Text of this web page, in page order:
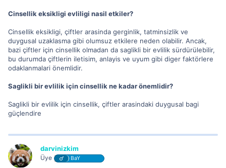
Cinsellik eksikligi evliligi nasil etkiler?
Cinsellik eksikligi, çiftler arasinda gerginlik, tatminsizlik ve
duygusal uzaklasma gibi olumsuz etkilere neden olabilir. Ancak,
bazi çiftler için cinsellik olmadan da saglikli bir evlilik sürdürülebilir,
bu durumda çiftlerin iletisim, anlayis ve uyum gibi diger faktörlere
odaklanmalari önemlidir.
Saglikli bir evlilik için cinsellik ne kadar önemlidir?
Saglikli bir evlilik için cinsellik, çiftler arasindaki duygusal bagi
güçlendire
darvinizkim
Üye BaY